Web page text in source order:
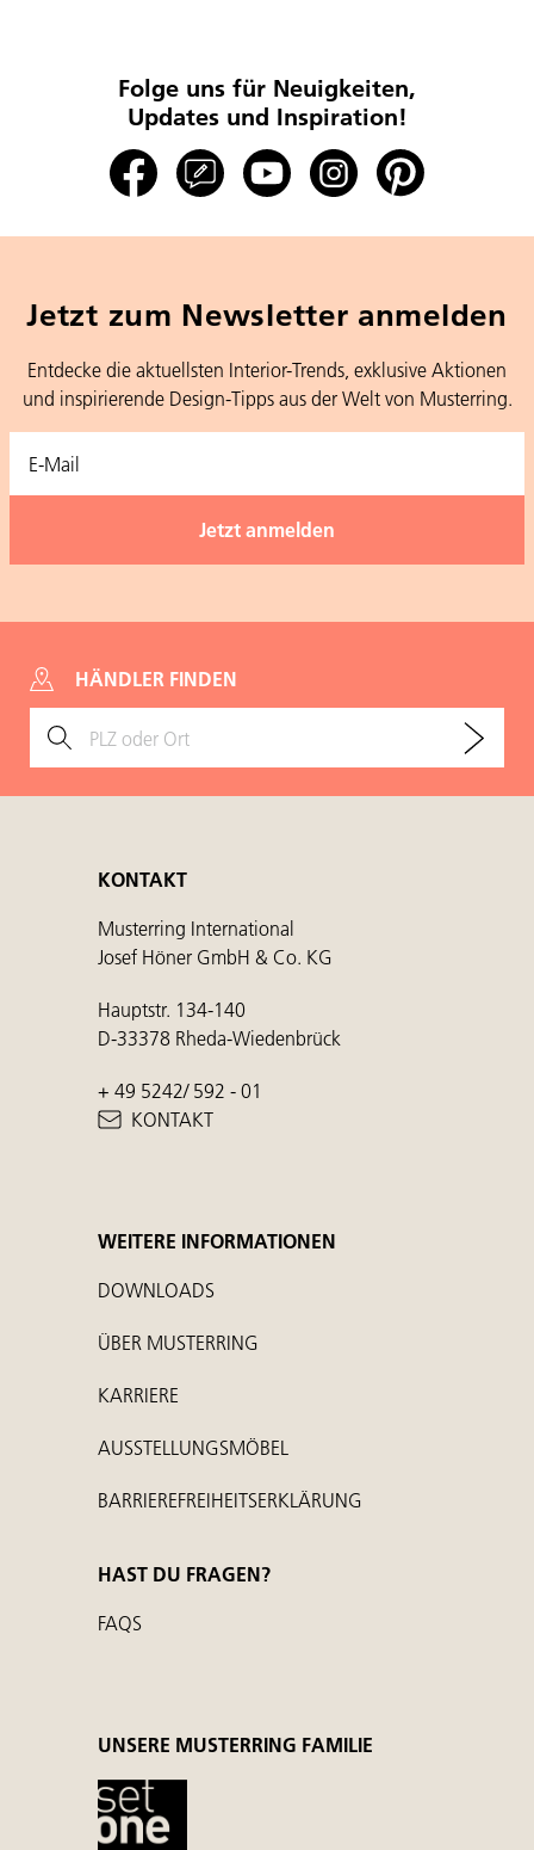
Folge uns für Neuigkeiten,
Updates und Inspiration!
Jetzt zum Newsletter anmelden
Entdecke die aktuellsten Interior-Trends, exklusive Aktionen
und inspirierende Design-Tipps aus der Welt von Musterring.
HÄNDLER FINDEN
KONTAKT
Musterring International
Josef Höner GmbH & Co. KG
Hauptstr. 134-140
D-33378 Rheda-Wiedenbrück
+ 49 5242/ 592 - 01
KONTAKT
WEITERE INFORMATIONEN
DOWNLOADS
ÜBER MUSTERRING
KARRIERE
AUSSTELLUNGSMÖBEL
BARRIEREFREIHEITSERKLÄRUNG
HAST DU FRAGEN?
FAQS
UNSERE MUSTERRING FAMILIE